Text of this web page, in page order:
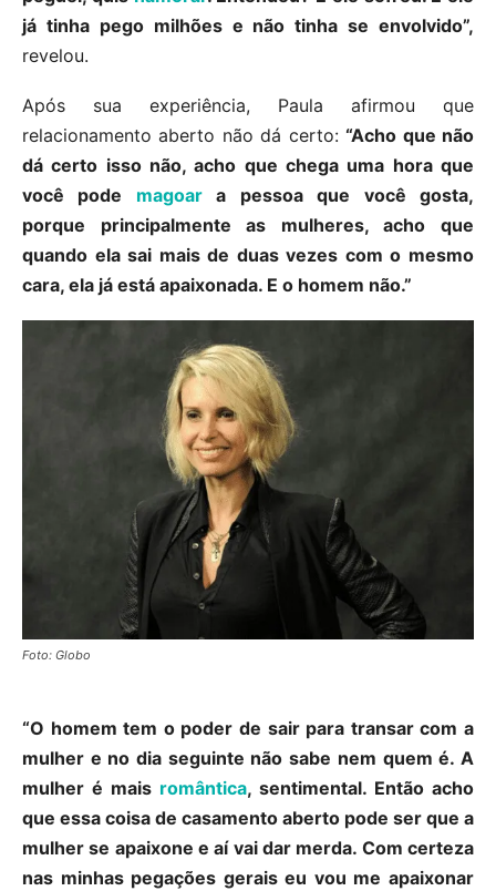
já tinha pego milhões e não tinha se envolvido”,
revelou.
Após sua experiência, Paula afirmou que
relacionamento aberto não dá certo:“Acho que não
dá certo isso não, acho que chega uma hora que
você pode magoara pessoa que você gosta,
porque principalmente as mulheres, acho que
quando ela sai mais de duas vezes com o mesmo
cara, ela já está apaixonada. E o homem não.”
Foto: Globo
“O homem tem o poder de sair para transar com a
mulher e no dia seguinte não sabe nem quem é. A
mulher é mais romântica, sentimental. Então acho
que essa coisa de casamento aberto pode ser que a
mulher se apaixone e aí vai dar merda. Com certeza
nas minhas pegações gerais eu vou me apaixonar